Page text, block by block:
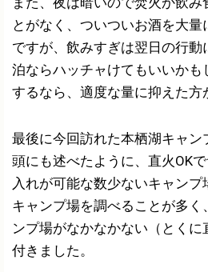
とがなく、ついついお酒を大
ですが、飲みすぎは翌日の行
泊ならハッチャけてもいいかも
するなら、適度な量に抑えた方
最後に今回訪れた本栖湖キャン
頭にも述べたように、直火OK
入れが可能な数少ないキャン
キャンプ場を調べることが多く
ンプ場がなかなかない（とく
付きました。